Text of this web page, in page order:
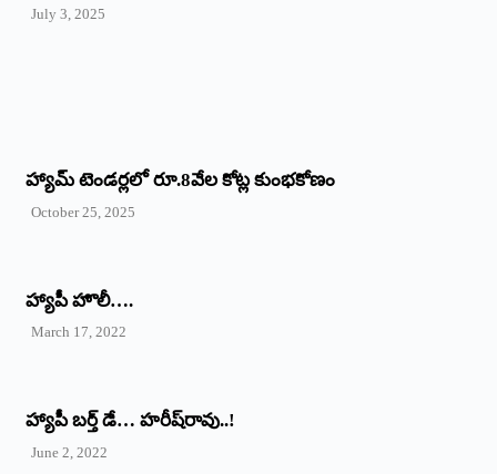
July 3, 2025
హ్యామ్‌ ‌టెండర్లలో రూ.8వేల కోట్ల కుంభకోణం
October 25, 2025
హ్యాపీ హొలీ….
March 17, 2022
హ్యాపీ బర్త్ ‌డే… హరీష్‌రావు..!
June 2, 2022